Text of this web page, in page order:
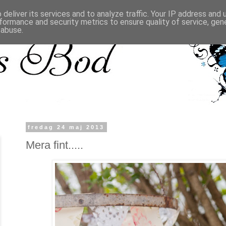
fredag 24 maj 2013
Mera fint.....
its services and to analyze traffic. Your IP address and
and security metrics to ensure quality of service,